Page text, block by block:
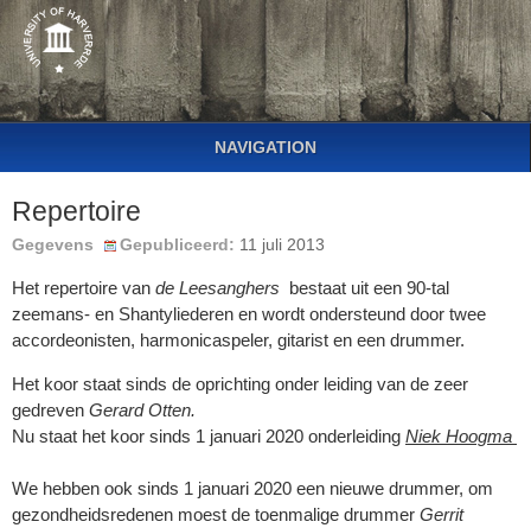
NAVIGATION
Repertoire
Gegevens Gepubliceerd: 11 juli 2013
Het repertoire van de Leesanghers bestaat uit een 90-tal
zeemans- en Shantyliederen en wordt ondersteund door twee
accordeonisten, harmonicaspeler, gitarist en een drummer.
Het koor staat sinds de oprichting onder leiding van de zeer
gedreven Gerard Otten.
Nu staat het koor sinds 1 januari 2020 onderleiding Niek Hoogma
We hebben ook sinds 1 januari 2020 een nieuwe drummer, om
gezondheidsredenen moest de toenmalige drummer Gerrit